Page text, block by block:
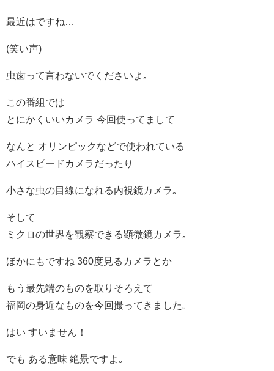
最近はですね…
(笑い声)
虫歯って言わないでくださいよ｡
この番組では
とにかくいいカメラ 今回使ってまして
なんと オリンピックなどで使われている
ハイスピードカメラだったり
小さな虫の目線になれる内視鏡カメラ｡
そして
ミクロの世界を観察できる顕微鏡カメラ｡
ほかにもですね 360度見るカメラとか
もう最先端のものを取りそろえて
福岡の身近なものを今回撮ってきました｡
はい すいません！
でも ある意味 絶景ですよ｡